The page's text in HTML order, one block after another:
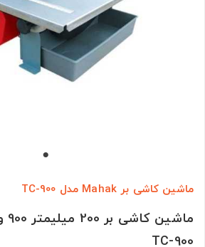
ماشین کاشی بر Mahak مدل TC-900
TC-900